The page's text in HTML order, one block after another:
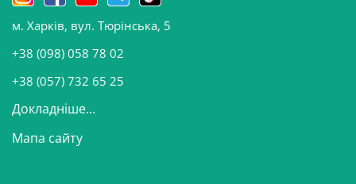
о
в
и
м. Харків, вул. Тюрінська, 5
+38 (098) 058 78 02
+38 (057) 732 65 25
Докладніше...
Мапа сайту